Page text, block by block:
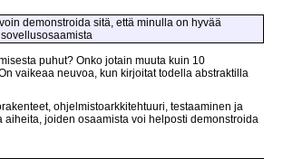
demonstroida sitä, että minulla on hyvää
puhut? Onko jotain muuta kuin 10
vaikeaa neuvoa, kun kirjoitat todella abstraktilla
ohjelmistoarkkitehtuuri, testaaminen ja
aiheita, joiden osaamista voi helposti demonstroida